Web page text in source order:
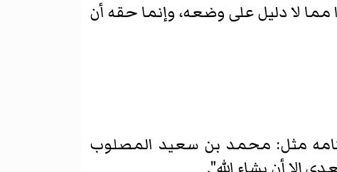
لا دليل على وضعه، وإنما حقه أن
أحكامه مثل: محمد بن سعيد المصلوب